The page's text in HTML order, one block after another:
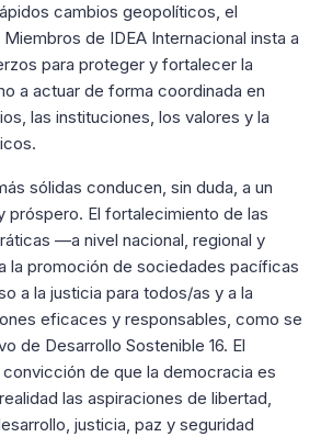
cambios geopolíticos, el
de IDEA Internacional insta a
para proteger y fortalecer la
a actuar de forma coordinada en
las instituciones, los valores y la
sólidas conducen, sin duda, a un
próspero. El fortalecimiento de las
—a nivel nacional, regional y
la promoción de sociedades pacíficas
a la justicia para todos/as y a la
eficaces y responsables, como se
de Desarrollo Sostenible 16. El
de que la democracia es
las aspiraciones de libertad,
justicia, paz y seguridad